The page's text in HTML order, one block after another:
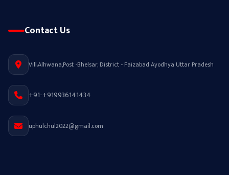
Contact Us
Vill.Alhwana,Post -Bhelsar, District - Faizabad Ayodhya Uttar Pradesh
+91-+919936141434
uphulchul2022@gmail.com